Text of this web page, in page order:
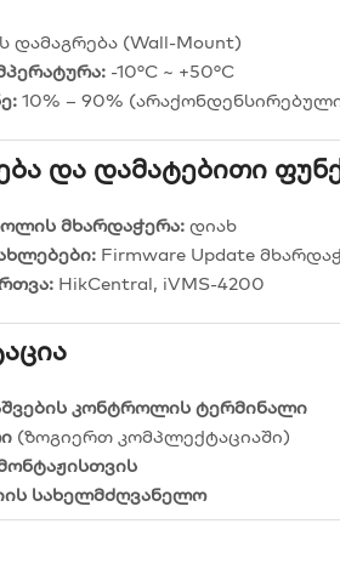
დამაგრება (Wall-Mount)
-10°C ~ +50°C
10% – 90%
Და Დამატებითი
მხარდაჭერა: დიახ
Firmware Update
HikCentral, iVMS-4200
კონტროლის ტერმინალი
(ზოგიერთ კომპლექტაციაში)
სახელმძღვანელო